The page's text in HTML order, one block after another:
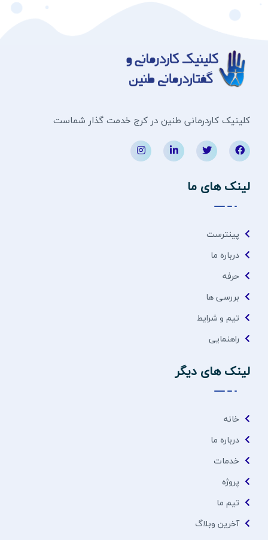
کلینیک کاردرمانی طنین در کرج خدمت گذار شماست
لینک های ما
پینترست
درباره ما
حرفه
بررسی ها
تیم و شرایط
راهنمایی
لینک های دیگر
خانه
درباره ما
خدمات
پروژه
تیم ما
آخرین وبلاگ